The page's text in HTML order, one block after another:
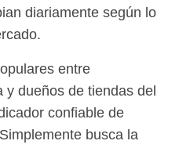
diariamente según lo
entre
dueños de tiendas del
confiable de
busca la